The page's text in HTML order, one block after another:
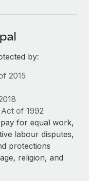
& Compliance
Funktionen in deine
sein Team mit
KI-basierte
by:
2015
of 1992
for equal work,
labour disputes,
protections
religion, and